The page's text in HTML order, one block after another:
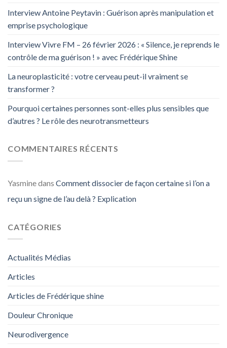
Interview Antoine Peytavin : Guérison après manipulation et
emprise psychologique
Interview Vivre FM – 26 février 2026 : « Silence, je reprends le
contrôle de ma guérison ! » avec Frédérique Shine
La neuroplasticité : votre cerveau peut-il vraiment se
transformer ?
Pourquoi certaines personnes sont-elles plus sensibles que
d’autres ? Le rôle des neurotransmetteurs
COMMENTAIRES RÉCENTS
Yasminedans Comment dissocier de façon certaine si l’on a
reçu un signe de l’au delà ? Explication
CATÉGORIES
Actualités Médias
Articles
Articles de Frédérique shine
Douleur Chronique
Neurodivergence